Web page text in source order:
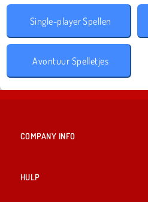
Single-player Spellen
Avontuur Spelletjes
COMPANY INFO
HULP